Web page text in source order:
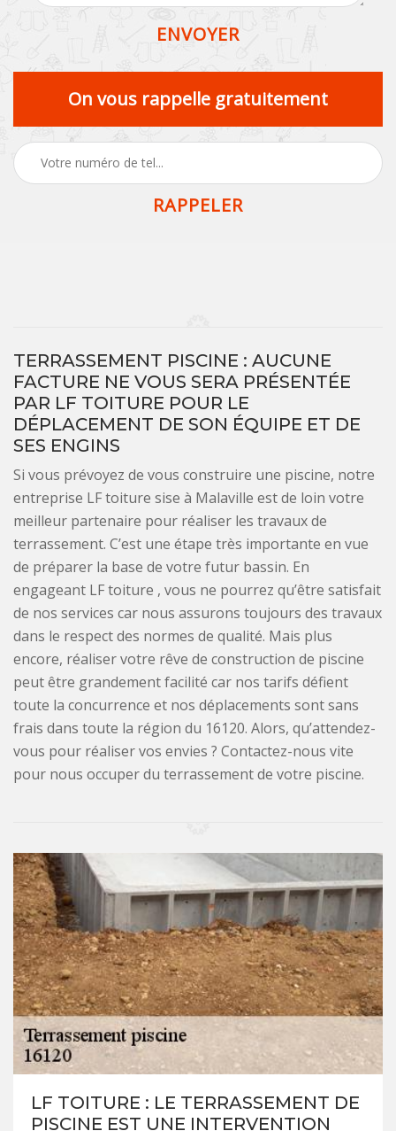
On vous rappelle gratuitement
TERRASSEMENT PISCINE : AUCUNE
FACTURE NE VOUS SERA PRÉSENTÉE
PAR LF TOITURE POUR LE
DÉPLACEMENT DE SON ÉQUIPE ET DE
SES ENGINS
Si vous prévoyez de vous construire une piscine, notre
entreprise LF toiture sise à Malaville est de loin votre
meilleur partenaire pour réaliser les travaux de
terrassement. C’est une étape très importante en vue
de préparer la base de votre futur bassin. En
engageant LF toiture , vous ne pourrez qu’être satisfait
de nos services car nous assurons toujours des travaux
dans le respect des normes de qualité. Mais plus
encore, réaliser votre rêve de construction de piscine
peut être grandement facilité car nos tarifs défient
toute la concurrence et nos déplacements sont sans
frais dans toute la région du 16120. Alors, qu’attendez-
vous pour réaliser vos envies ? Contactez-nous vite
pour nous occuper du terrassement de votre piscine.
LF TOITURE : LE TERRASSEMENT DE
PISCINE EST UNE INTERVENTION